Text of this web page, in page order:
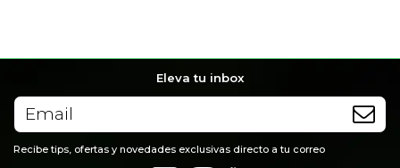
Eleva tu inbox
Recibe tips, ofertas y novedades exclusivas directo a tu correo